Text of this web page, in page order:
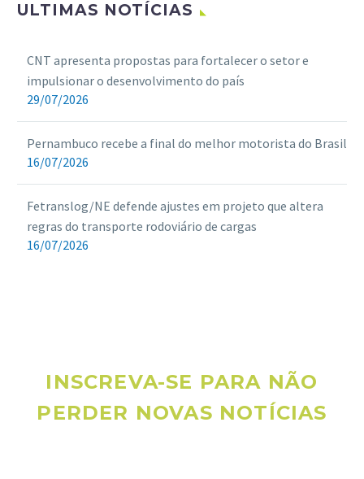
ULTIMAS NOTÍCIAS
CNT apresenta propostas para fortalecer o setor e
impulsionar o desenvolvimento do país
29/07/2026
Pernambuco recebe a final do melhor motorista do Brasil
16/07/2026
Fetranslog/NE defende ajustes em projeto que altera
regras do transporte rodoviário de cargas
16/07/2026
INSCREVA-SE PARA NÃO
PERDER NOVAS NOTÍCIAS